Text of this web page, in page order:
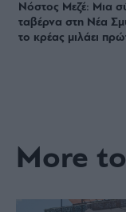
Νόστος Μεζέ: Μια
ταβέρνα στη Νέα
το κρέας μιλάει
More